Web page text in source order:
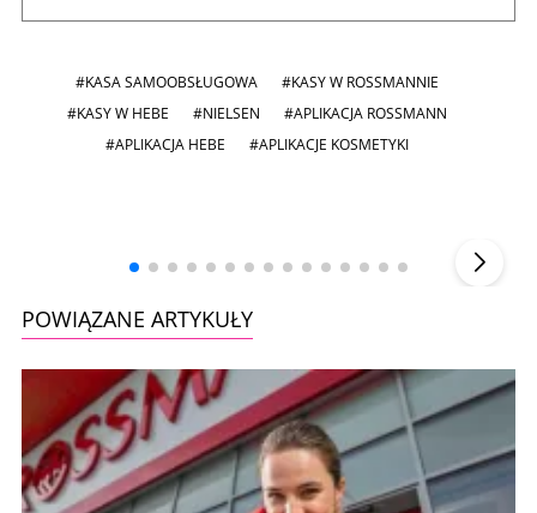
#KASA SAMOOBSŁUGOWA
#KASY W ROSSMANNIE
#KASY W HEBE
#NIELSEN
#APLIKACJA ROSSMANN
#APLIKACJA HEBE
#APLIKACJE KOSMETYKI
POWIĄZANE ARTYKUŁY